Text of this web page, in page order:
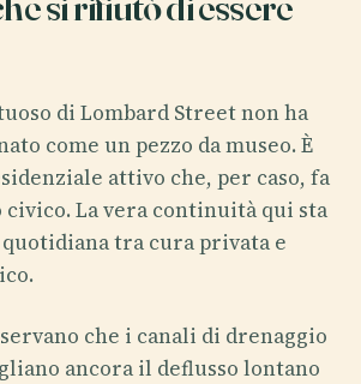
di Lombard Street non ha
come un pezzo da museo. È
attivo che, per caso, fa
civico. La vera continuità qui sta
tra cura privata e
che i canali di drenaggio
ancora il deflusso lontano